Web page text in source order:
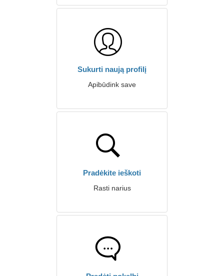
Sukurti naują profilį
Apibūdink save
Pradėkite ieškoti
Rasti narius